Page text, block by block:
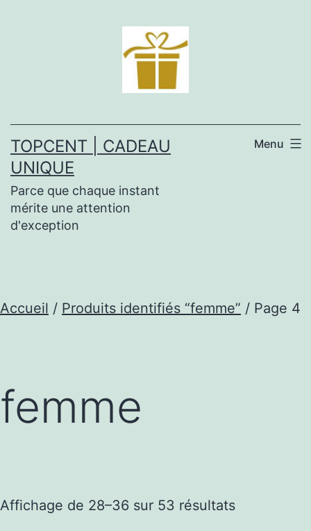
TOPCENT | CADEAU
UNIQUE
Parce que chaque instant
mérite une attention
d'exception
Menu
Accueil / Produits identifiés “femme” / Page 4
femme
Affichage de 28–36 sur 53 résultatsTrié